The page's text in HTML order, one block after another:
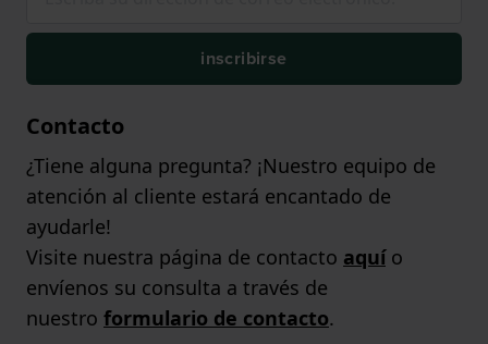
inscribirse
Contacto
¿Tiene alguna pregunta? ¡Nuestro equipo de
atención al cliente estará encantado de
ayudarle!
Visite nuestra página de contacto aquío
envíenos su consulta a través de
nuestro formulario de contacto.